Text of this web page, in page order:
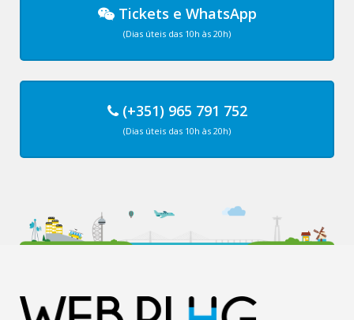
Tickets e WhatsApp
(Dias úteis das 10h às 20h)
(+351) 965 791 752
(Dias úteis das 10h às 20h)